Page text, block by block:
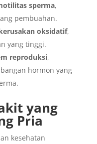
sperma,
pembuahan.
oksidatif,
yang tinggi.
reproduksi,
hormon yang
yang
Pria
kesehatan